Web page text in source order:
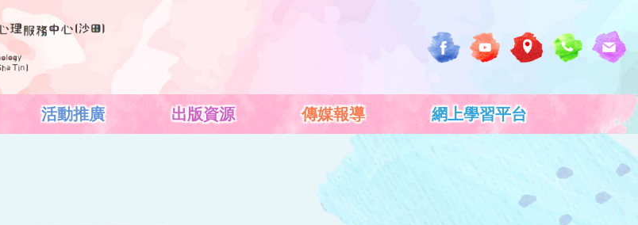
活動推廣 出版資源 傳媒報導 網上學習平台